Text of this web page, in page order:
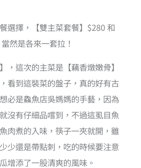
選擇，【雙主菜套餐】$280 和
然是各來一套拉！
，這次的主菜是【藕香燉嫩骨】
看到這裝菜的盤子，真的好有古
必是鱻魚店吳媽媽的手藝，因為
沒有仔細品嚐到，不過這虱目魚
肉煮的入味，筷子一夾就開，雖
少還是帶點刺，吃的時候要注意
增添了一股清爽的風味。